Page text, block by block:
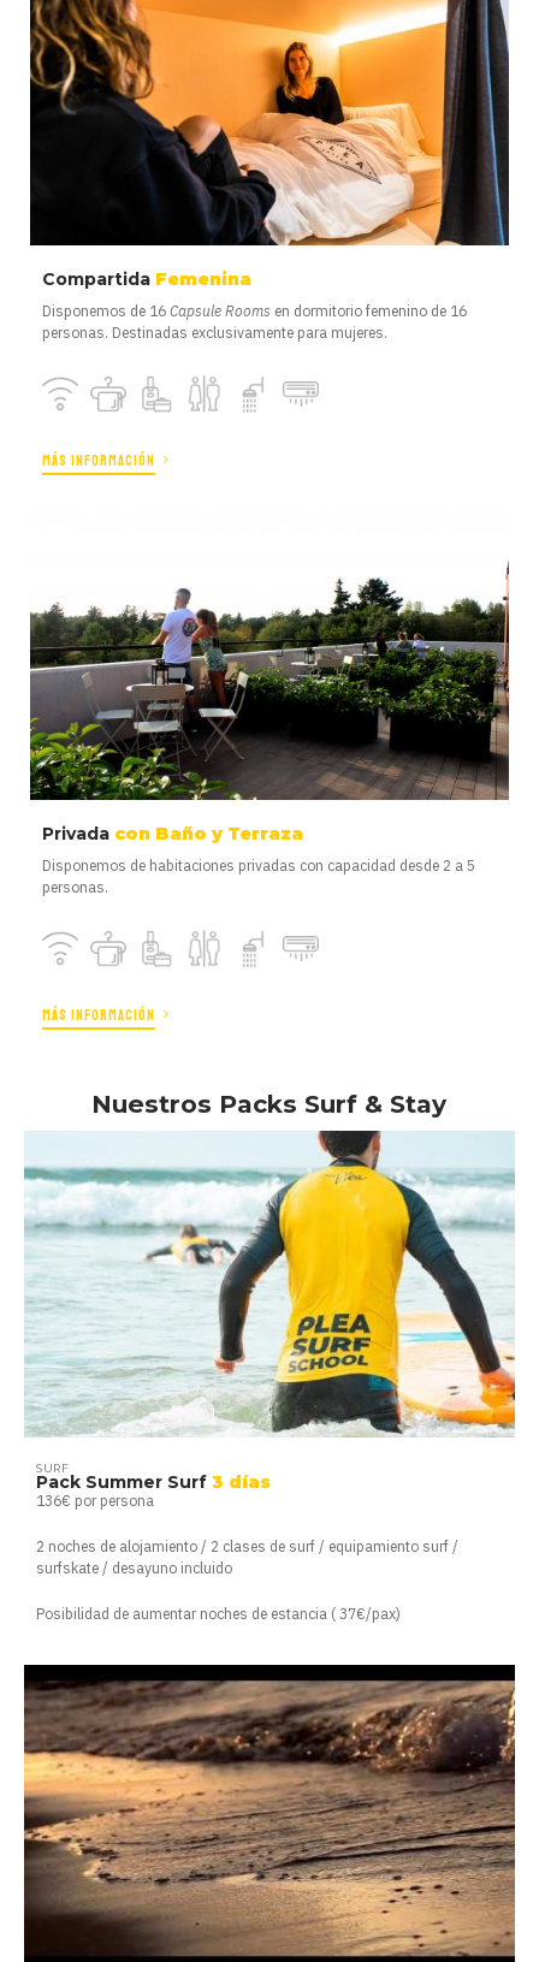
Compartida Femenina
Disponemos de 16Capsule Rooms en dormitorio femenino de 16
personas. Destinadas exclusivamente para mujeres.
MÁS INFORMACIÓN
Privada con Baño y Terraza
Disponemos de habitaciones privadas con capacidad desde 2 a 5
personas.
MÁS INFORMACIÓN
Nuestros Packs Surf & Stay
SURF
Pack Summer Surf 3 días
136€ por persona
2 noches de alojamiento / 2 clases de surf / equipamiento surf /
surfskate / desayuno incluido
Posibilidad de aumentar noches de estancia ( 37€/pax)